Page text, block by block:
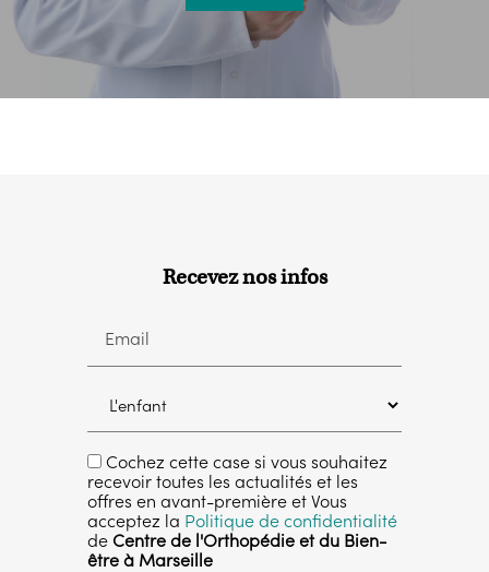
Recevez nos infos
Email
Cochez cette case si vous souhaitez
recevoir toutes les actualités et les
offres en avant-première et Vous
acceptez la Politique de confidentialité
deCentre de l'Orthopédie et du Bien-
être à Marseille